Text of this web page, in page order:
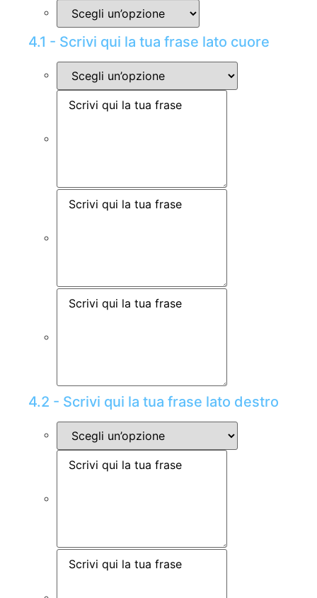
4.1 - Scrivi qui la tua frase lato cuore
4.2 - Scrivi qui la tua frase lato destro